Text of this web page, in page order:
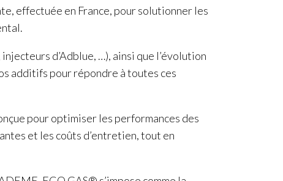
effectuée en France, pour solutionner les
d’Adblue, …), ainsi que l’évolution
additifs pour répondre à toutes ces
pour optimiser les performances des
et les coûts d’entretien, tout en